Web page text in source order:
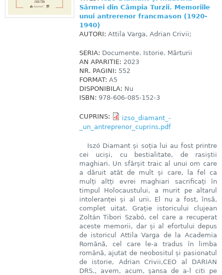
Sârmei din Câmpia Turzii. Memoriile
unui antrerenor francmason (1920-
1940)
AUTORI: Attila Varga, Adrian Crivii;
SERIA: Documente. Istorie. Mărturii
AN APARITIE: 2023
NR. PAGINI: 552
FORMAT: A5
DISPONIBILA: Nu
ISBN: 978-606-085-152-3
CUPRINS:
izso_diamant_-
_un_antreprenor_cuprins.pdf
Iszó Diamant și soția lui au fost printre
cei uciși, cu bestialitate, de rasiștii
maghiari. Un sfârșit traic al unui om care
a dăruit atât de mult și care, la fel ca
mulți altți evrei maghiari sacrificați în
timpul Holocaustului, a murit pe altarul
intoleranței și al urii. El nu a fost, însă,
complet uitat. Grație istoricului clujean
Zoltán Tibori Szabó, cel care a recuperat
aceste memorii, dar și al efortului depus
de istoricul Attila Varga de la Academia
Română, cel care le-a tradus în limba
română, ajutat de neobositul și pasionatul
de istorie, Adrian Crivii,CEO al DARIAN
DRS., avem, acum, șansa de a-l citi pe